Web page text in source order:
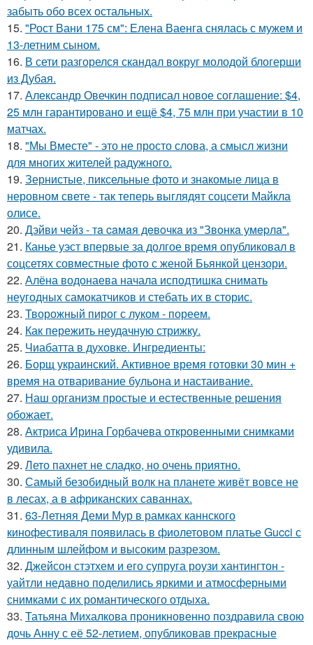
забыть обо всех остальных.
15. "Рост Вани 175 см": Елена Ваенга снялась с мужем и
13-летним сыном.
16. В сети разгорелся скандал вокруг молодой блогерши
из Дубая.
17. Александр Овечкин подписал новое соглашение: $4,
25 млн гарантировано и ещё $4, 75 млн при участии в 10
матчах.
18. "Мы Вместе" - это не просто слова, а смысл жизни
для многих жителей радужного.
19. Зернистые, пиксельные фото и знакомые лица в
неровном свете - так теперь выглядят соцсети Майкла
олисе.
20. Дэйви чeйз - тa caмaя дeвoчкa из "Звoнкa умepлa".
21. Канье уэст впервые за долгое время опубликовал в
соцсетях совместные фото с женой Бьянкой цензори.
22. Алёна водонаева начала исподтишка снимать
неугодных самокатчиков и стебать их в сторис.
23. Творожный пирог с луком - пореем.
24. Как пережить неудачную стрижку.
25. Чиабатта в духовке. Ингредиенты:
26. Борщ украинский. Активное время готовки 30 мин +
время на отваривание бульона и настаивание.
27. Наш организм простые и естественные решения
обожает.
28. Актриса Ирина Горбачева откровенными снимками
удивила.
29. Лето пахнет не сладко, но очень приятно.
30. Самый безобидный волк на планете живёт вовсе не
в лесах, а в африканских саваннах.
31. 63-Летняя Деми Мур в рамках каннского
кинофестиваля появилась в фиолетовом платье Gucci с
длинным шлейфом и высоким разрезом.
32. Джейсон стэтхем и его супруга роузи хантингтон -
уайтли недавно поделились яркими и атмосферными
снимками с их романтического отдыха.
33. Татьяна Михалкова проникновенно поздравила свою
дочь Анну с её 52-летием, опубликовав прекрасные